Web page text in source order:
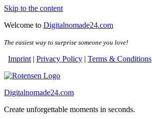
Skip to the content
Welcome to Digitalnomade24.com
The easiest way to surprise someone you love!
Imprint | Privacy Policy | Terms & Conditions
Digitalnomade24.com
Create unforgettable moments in seconds.